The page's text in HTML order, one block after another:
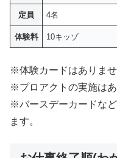
定員 4名
体験料 10キッゾ
※体験カードはありま
※プロアクトの実施はあ
※バースデーカードな
ます。